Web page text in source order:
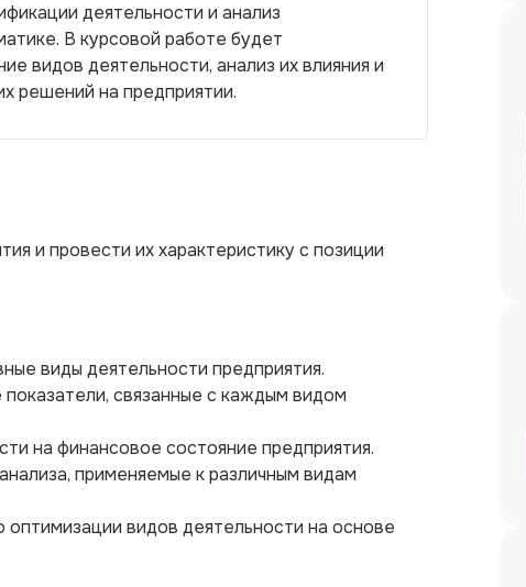
деятельности и анализ
В курсовой работе будет
видов деятельности, анализ их влияния и
решений на предприятии.
и провести их характеристику с позиции
виды деятельности предприятия.
связанные с каждым видом
на финансовое состояние предприятия.
применяемые к различным видам
видов деятельности на основе